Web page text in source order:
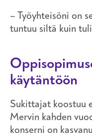
– Työyhteisöni on
tuntuu siltä kuin
käytäntöön
Sukittajat koostuu
Mervin kahden
konserni on